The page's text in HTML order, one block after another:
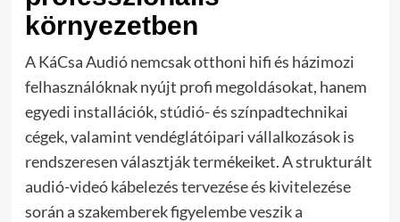
környezetben
A KáCsa Audió nemcsak otthoni hifi és házimozi
felhasználóknak nyújt profi megoldásokat, hanem
egyedi installációk, stúdió- és színpadtechnikai
cégek, valamint vendéglátóipari vállalkozások is
rendszeresen választják termékeiket. A strukturált
audió-videó kábelezés tervezése és kivitelezése
során a szakemberek figyelembe veszik a